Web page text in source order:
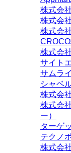
株式会
株式会
株式会
株式会
サイト
サムラ
シャベ
株式会
株式会
ー）
ターゲ
テクノ
株式会